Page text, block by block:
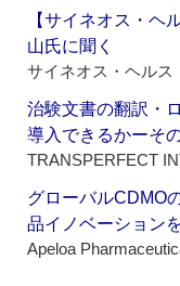
【サイネオス・
山氏に聞く
サイネオス・ヘルス
治験文書の翻訳・
導入できるかーそ
TRANSPERFECT
グローバルCDMO
品イノベーション
Apeloa